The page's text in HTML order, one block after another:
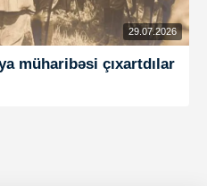
29.07.2026
müharibəsi çıxartdılar